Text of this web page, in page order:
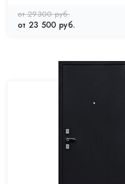
от 29300 руб.
от 23 500 руб.